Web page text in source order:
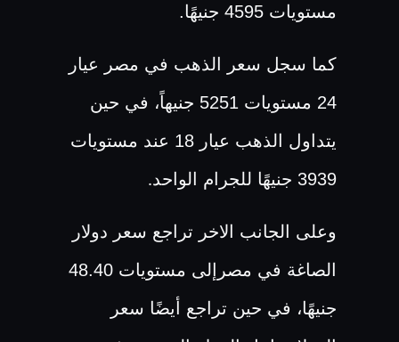
مستويات 4595 جنيهًا.
كما سجل سعر الذهب في مصر عيار
24 مستويات 5251 جنيهاً، في حين
يتداول الذهب عيار 18 عند مستويات
3939 جنيهًا للجرام الواحد
.
وعلى الجانب الاخر تراجع سعر دولار
الصاغة في مصرإلى مستويات 48.40
جنيهًا، في حين تراجع أيضًا سعر